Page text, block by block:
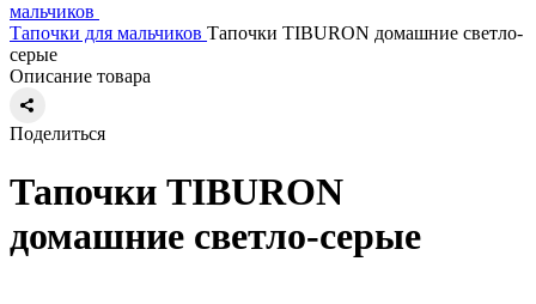
мальчиков
Тапочки для мальчиков Тапочки TIBURON домашние светло-
серые
Описание товара
Поделиться
Тапочки TIBURON
домашние светло-серые